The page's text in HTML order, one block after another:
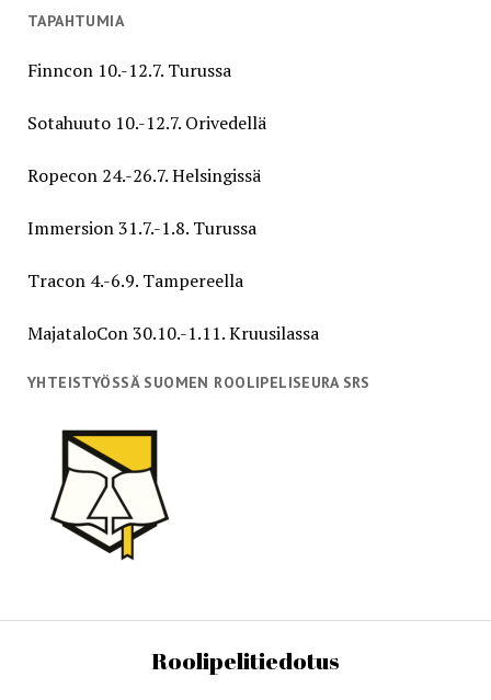
TAPAHTUMIA
Finncon 10.-12.7. Turussa
Sotahuuto 10.-12.7. Orivedellä
Ropecon 24.-26.7. Helsingissä
Immersion 31.7.-1.8. Turussa
Tracon 4.-6.9. Tampereella
MajataloCon 30.10.-1.11. Kruusilassa
YHTEISTYÖSSÄ SUOMEN ROOLIPELISEURA SRS
Roolipelitiedotus